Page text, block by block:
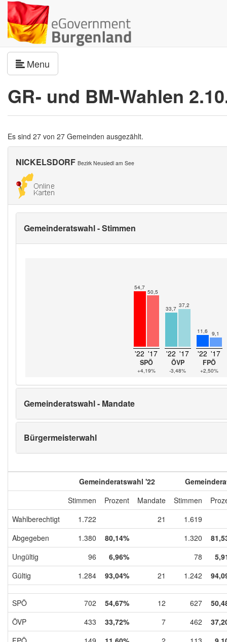
Menu
GR- und BM-Wahlen
Es sind 27 von 27 Gemeinden ausgezählt.
NICKELSDORF Bezirk Neusiedl am See
Gemeinderatswahl - Stimmen
54,7
50,5
'22 '17
SPÖ
+4,19%
33,7 37,2
'22 '17
ÖVP
-3,48%
11,6 9,1
'22 '17
FPÖ
+2,50%
Gemeinderatswahl - Mandate
Bürgermeisterwahl
Gemeinderatswahl '22
Stimmen
Prozent Mandate Stimmen
Wahlberechtigt
1.722 21
1.619
Abgegeben
1.380 80,14% 1.320
Ungültig
96 6,96% 78
Gültig
1.284 93,04% 21 1.242
SPÖ 702 54,67% 12 627
ÖVP
433 33,72% 7 462